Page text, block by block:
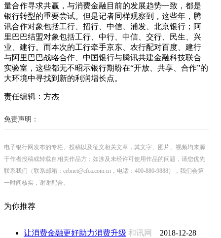
量合作寻求共赢，与消费金融目前的发展趋势一致，都是
银行转型的重要尝试。但是记者同样观察到，这些年，腾
讯合作对象包括工行、招行、中信、浦发、北京银行；阿
里巴巴结盟对象包括工行、中行、中信、交行、民生、兴
业、建行。而本次的工行牵手京东、农行配对百度、建行
与阿里巴巴战略合作、中国银行与腾讯共建金融科技联合
实验室，这些都无不昭示银行期盼在“开放、共享、合作”的
大环境中寻找到新的利润增长点。
责任编辑：方杰
免责声明：
电子银行网发布的专栏、投稿以及征文相关文章，其文字、图片、视频均来源
于作者投稿或转载自相关作品方；如涉及未经许可使用作品的问题，请您优先
联系我们（联系邮箱：cebnet@cfca.com.cn，电话：400-880-9888），我们会第
一时间核实，谢谢配合。
为你推荐
让消费金融更好助力消费升级 和讯网 2018-12-28